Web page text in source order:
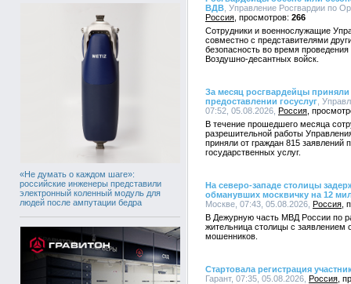
«Не думать о каждом шаге»:
российские инженеры представили
электронный коленный модуль для
людей после ампутации бедра
ВДВ , Управление Росгвардии по
Россия
266
Сотрудники и военнослужащие
совместно с представителями
безопасность во время
Воздушно-десантных войск.
За месяц росгвардейцы приняли
предоставлении госуслуг ,
07:52, 05.08.2026, Россия
В течение прошедшего месяца
разрешительной работы
приняли от граждан 815 заявлений
государственных услуг.
На северо-западе столицы
обманувших москвичку на 12
Москве, 07:43, 05.08.2026, Россия
В Дежурную часть МВД России по
жительница столицы с заявлением
мошенников.
Стартовала регистрация
Гарант, 07:35, 05.08.2026, Россия